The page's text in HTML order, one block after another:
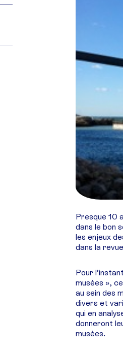
Presque 10
dans le bon
les enjeux
dans la
Pour
musées »,
au sein des
divers et
qui en
donneront
musées.